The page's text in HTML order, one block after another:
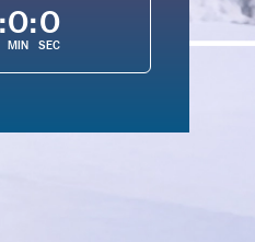
:0
MIN
:0
SEC